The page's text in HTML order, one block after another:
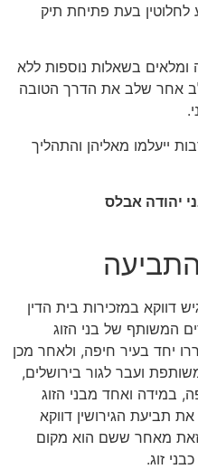
לחלוטין בעת פתיחת תיק
בשאלות נוספות ללא
אחר שלב את הדרך הטובה
ייעלמו מאליהן והתהליך
יהודה אבלס
דווקא במזכירות בית הדין
המשותף של בני הזוג
יחד בעיר חיפה, ולאחר מכן
ועבר לגור בירושלים,
במידה ואחד מבני הזוג
תביעת הגירושין דווקא
זאת מאחר ששם הוא מקום
זוג.